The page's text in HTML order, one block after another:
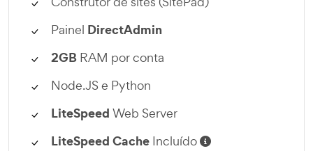
Painel DirectAdmin
2GB RAM por conta
Node.JS e Python
LiteSpeed Web Server
LiteSpeed Cache Incluído